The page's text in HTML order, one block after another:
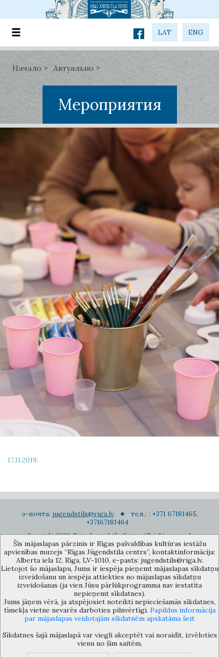
LAT ENG
Начало Актуально
Мероприятия
17.11.2019.
э-почта: jugendstils@riga.lv
тел.: : +371 67181465,
+37167181464
Copyright 2022. Rigas Jugendstila Centrs. All right reserved.
Подписаться на новости
Музей объединения культурных учереждений Рижского
самоуправления «Рижский центр югендстиля», улица Альберта 12,
Рига, LV 1010, Латвия (дверной код: 12), jugendstils@riga.lv
Šīs mājaslapas pārzinis ir Rīgas pašvaldības kultūras iestāžu
apvienības muzejs “Rīgas Jūgendstila centrs”, kontaktinformācija:
Alberta iela 12, Rīga, LV-1010, e-pasts: jugendstils@riga.lv.
Lietojot šo mājaslapu, Jums ir iespēja pieņemt mājaslapas sīkdatņu
izveidošanu un iespēja attiekties no mājaslapas sīkdatņu
izveidošanas (ja vien Jūsu pārlūkprogramma nav iestatīta
nepieņemt sīkdatnes).
Jums jāņem vērā, ja atspējosiet noteikti nepieciešamās sīkdatnes,
tīmekļa vietne nevarēs darboties pilnvērtīgi. Papildus informācija
par mājaslapas veidotajām sīkdatnēm apskatāma šeit
Sīkdatnes šajā mājaslapā var viegli akceptēt vai noraidīt, izvēloties
vienu no šīm saitēm.